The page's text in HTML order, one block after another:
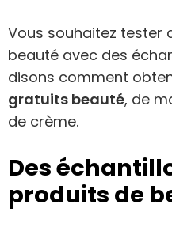
Vous souhaitez tester
beauté avec des
disons comment
gratuits beauté, de
de crème.
Des
produits de